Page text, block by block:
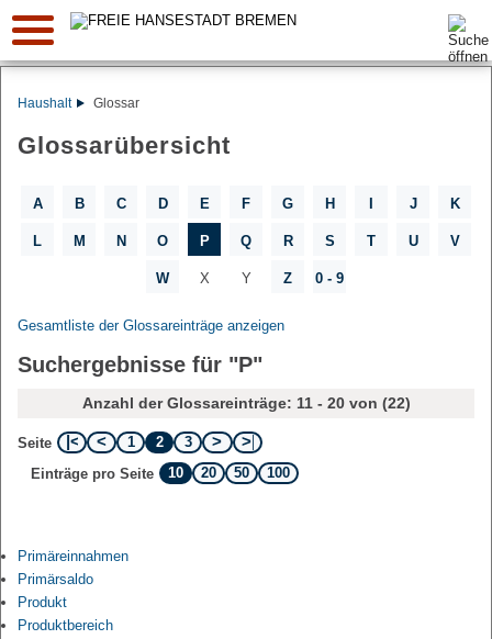
Suche:
Haushalt Glossar
Glossarübersicht
A B C D E F G H J K
L M N O P Q R S T U V
W X Y Z 0 - 9
Gesamtliste der Glossareinträge anzeigen
Suchergebnisse für "P"
Anzahl der Glossareinträge: 11 - 20 von (22)
Seite 1 2
3
Einträge pro Seite
10 20 50 100
Primäreinnahmen
Primärsaldo
Produkt
Produktbereich